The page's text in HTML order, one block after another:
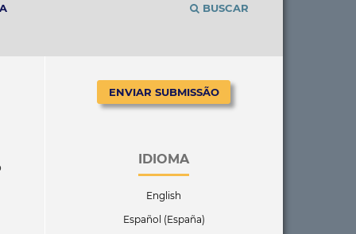
BUSCAR
ENVIAR SUBMISSÃO
IDIOMA
English
Español (España)